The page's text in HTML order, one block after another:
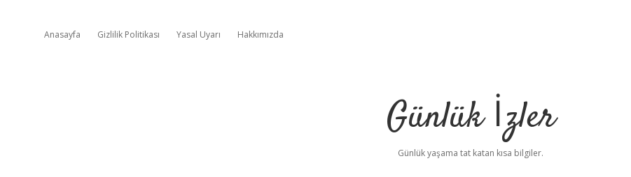
Anasayfa Gizlilik Politikası Yasal Uyarı Hakkımızda
Günlük İzler
Günlük yaşama tat katan kısa bilgiler.